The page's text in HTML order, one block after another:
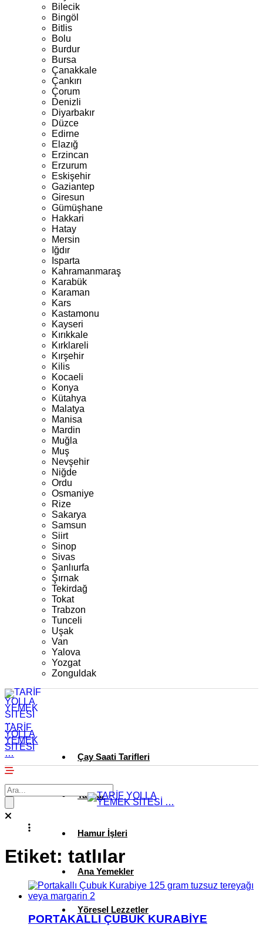
Bilecik
Bingöl
Bitlis
Bolu
Burdur
Bursa
Çanakkale
Çankırı
Çorum
Denizli
Diyarbakır
Düzce
Edirne
Elazığ
Erzincan
Erzurum
Eskişehir
Gaziantep
Giresun
Gümüşhane
Hakkari
Hatay
Mersin
Iğdır
Isparta
Kahramanmaraş
Karabük
Karaman
Kars
Kastamonu
Kayseri
Kırıkkale
Kırklareli
Kırşehir
Kilis
Kocaeli
Konya
Kütahya
Malatya
Manisa
Mardin
Muğla
Muş
Nevşehir
Niğde
Ordu
Osmaniye
Rize
Sakarya
Samsun
Siirt
Sinop
Sivas
Şanlıurfa
Şırnak
Tekirdağ
Tokat
Trabzon
Tunceli
Uşak
Van
Yalova
Yozgat
Zonguldak
TARİF
YOLLA
YEMEK
SİTESİ
… Çay Saati Tarifleri
Tatlılar
Hamur İşleri
Ana Yemekler
Yöresel Lezzetler
Etiket: tatlılar
PORTAKALLI ÇUBUK KURABİYE